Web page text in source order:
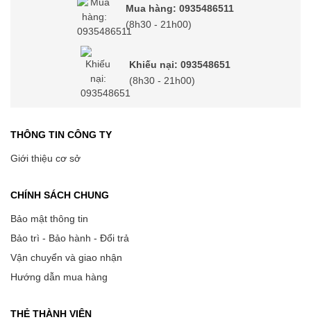
Mua hàng: 0935486511
(8h30 - 21h00)
Khiếu nại: 093548651
(8h30 - 21h00)
THÔNG TIN CÔNG TY
Giới thiệu cơ sở
CHÍNH SÁCH CHUNG
Bảo mật thông tin
Bảo trì - Bảo hành - Đổi trả
Vận chuyển và giao nhận
Hướng dẫn mua hàng
THẺ THÀNH VIÊN